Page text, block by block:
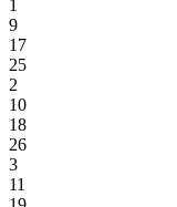
1
9
17
25
2
10
18
26
3
11